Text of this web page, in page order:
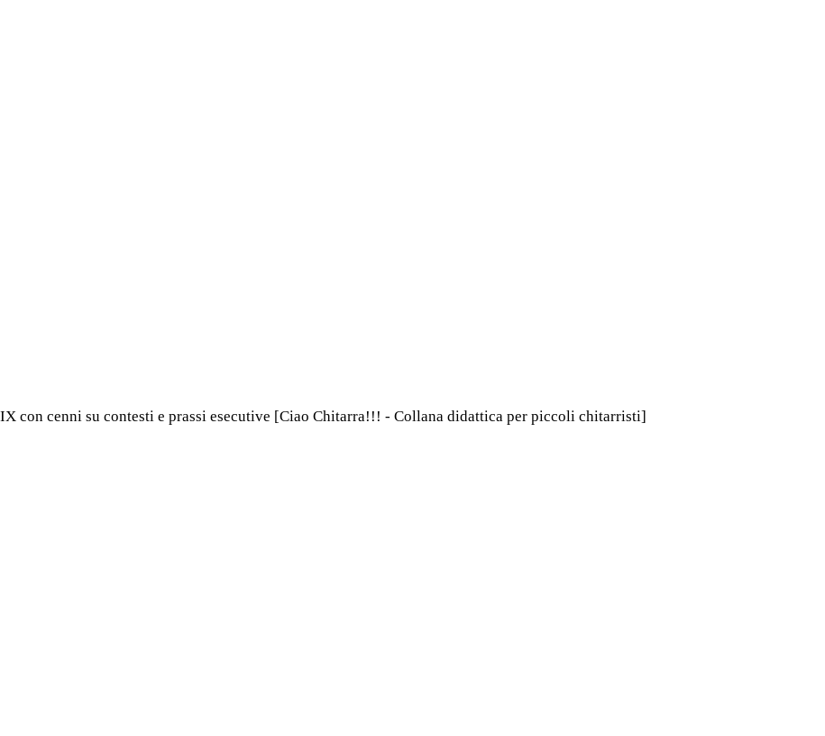
con cenni su contesti e prassi esecutive [Ciao Chitarra!!! - Collana didattica per piccoli chitarristi]